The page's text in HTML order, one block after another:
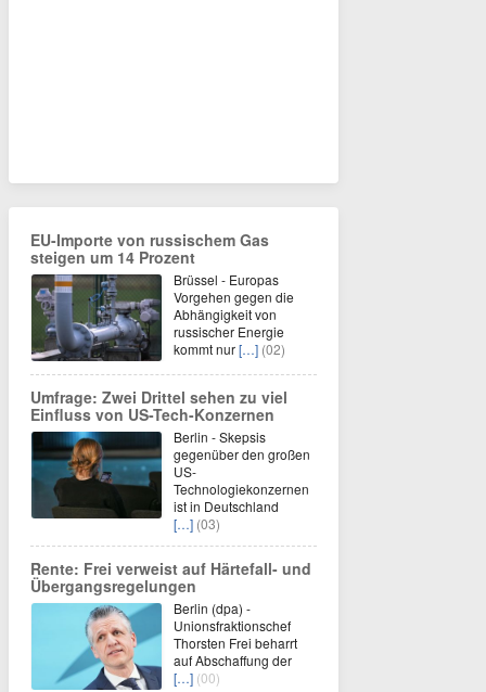
EU-Importe von russischem Gas
steigen um 14 Prozent
Brüssel - Europas
Vorgehen gegen die
Abhängigkeit von
russischer Energie
kommt nur[…] (02)
Umfrage: Zwei Drittel sehen zu viel
Einfluss von US-Tech-Konzernen
Berlin - Skepsis
gegenüber den großen
US-
Technologiekonzernen
ist in Deutschland
[…] (03)
Rente: Frei verweist auf Härtefall- und
Übergangsregelungen
Berlin (dpa) -
Unionsfraktionschef
Thorsten Frei beharrt
auf Abschaffung der
[…] (00)